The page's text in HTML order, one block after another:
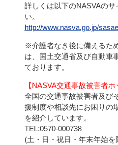
詳しくは以下のNASVAのサ
い。
http://www.nasva.go.jp/
※介護者なき後に備えるた
は、国土交通省及び自動車
ております。
【NASVA交通事故被害者ホ
全国の交通事故被害者及び
援制度や相談先にお困りの
を紹介しています。
TEL:0570-000738
(土・日・祝日・年末年始を